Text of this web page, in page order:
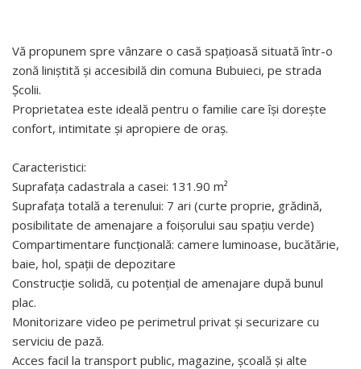
Vă propunem spre vânzare o casă spațioasă situată într-o
zonă liniștită și accesibilă din comuna Bubuieci, pe strada
Școlii.
Proprietatea este ideală pentru o familie care își dorește
confort, intimitate și apropiere de oraș.
Caracteristici:
Suprafața cadastrala a casei: 131.90 m²
Suprafața totală a terenului: 7 ari (curte proprie, grădină,
posibilitate de amenajare a foișorului sau spațiu verde)
Compartimentare funcțională: camere luminoase, bucătărie,
baie, hol, spații de depozitare
Construcție solidă, cu potențial de amenajare după bunul
plac.
Monitorizare video pe perimetrul privat și securizare cu
serviciu de pază.
Acces facil la transport public, magazine, școală și alte